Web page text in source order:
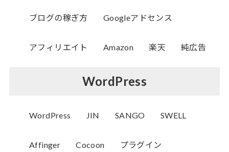
ブログの稼ぎ方 Googleアドセンス
アフィリエイト Amazon 楽天 純広告
WordPress
WordPress JIN SANGO SWELL
Affinger Cocoon プラグイン